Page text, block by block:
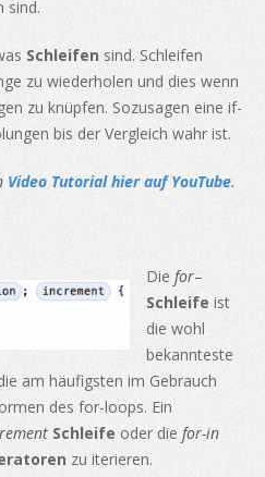
sind.
Schleifen sind. Schleifen
zu wiederholen und dies wenn
zu knüpfen. Sozusagen eine if-
bis der Vergleich wahr ist.
Video Tutorial hier auf YouTube.
Die for–
Schleife ist
die wohl
bekannteste
am häufigsten im Gebrauch
des for-loops. Ein
Schleife oder die for-in
zu iterieren.